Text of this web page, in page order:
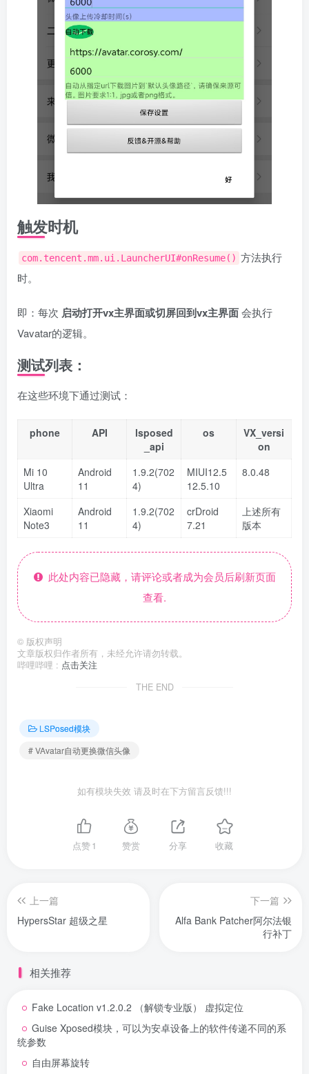
触发时机
com.tencent.mm.ui.LauncherUI#onResume() 方法执行
时。
即：每次 启动打开vx主界面或切屏回到vx主界面会执行
Vavatar的逻辑。
测试列表：
在这些环境下通过测试：
phone API
lsposed
_api
os
VX_versi
on
Mi 10
Ultra
Android
11
1.9.2(702
4)
MIUI12.5
12.5.10
8.0.48
Xiaomi
Note3
Android
11
1.9.2(702
4)
crDroid
7.21
上述所有
版本
此处内容已隐藏，请评论或者成为会员后刷新页面
查看.
© 版权声明
文章版权归作者所有，未经允许请勿转载。
哔哩哔哩 : 点击关注
THE END
LSPosed模块
# VAvatar自动更换微信头像
如有模块失效 请及时在下方留言反馈!!!
点赞1 赞赏 分享 收藏
上一篇
HypersStar 超级之星
下一篇
Alfa Bank Patcher阿尔法银
行补丁
相关推荐
Fake Location v1.2.0.2 （解锁专业版） 虚拟定位
Guise Xposed模块，可以为安卓设备上的软件传递不同的系
统参数
自由屏幕旋转